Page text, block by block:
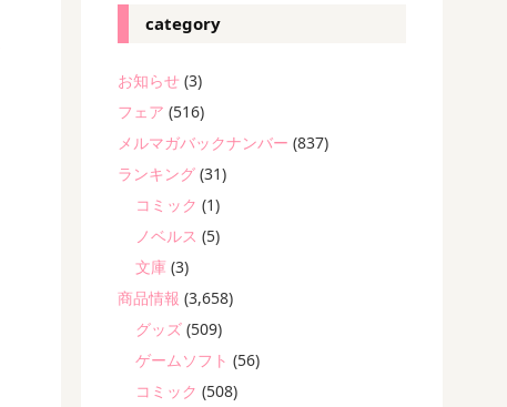
category
お知らせ (3)
フェア (516)
メルマガバックナンバー (837)
ランキング (31)
コミック (1)
ノベルス (5)
文庫 (3)
商品情報 (3,658)
グッズ (509)
ゲームソフト (56)
コミック (508)